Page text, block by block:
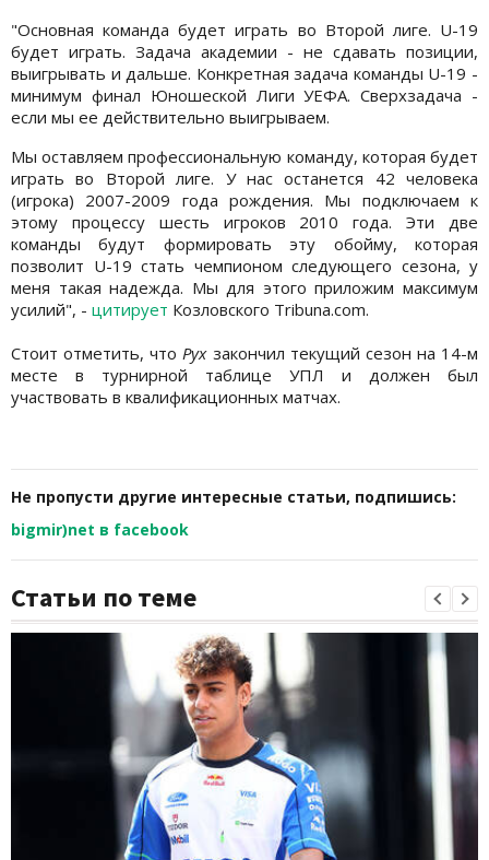
"Основная команда будет играть во Второй лиге. U-19
будет играть. Задача академии - не сдавать позиции,
выигрывать и дальше. Конкретная задача команды U-19 -
минимум финал Юношеской Лиги УЕФА. Сверхзадача -
если мы ее действительно выигрываем.
Мы оставляем профессиональную команду, которая будет
играть во Второй лиге. У нас останется 42 человека
(игрока) 2007-2009 года рождения. Мы подключаем к
этому процессу шесть игроков 2010 года. Эти две
команды будут формировать эту обойму, которая
позволит U-19 стать чемпионом следующего сезона, у
меня такая надежда. Мы для этого приложим максимум
усилий", - цитирует Козловского Tribuna.com.
Стоит отметить, что Рух закончил текущий сезон на 14-м
месте в турнирной таблице УПЛ и должен был
участвовать в квалификационных матчах.
Не пропусти другие интересные статьи, подпишись:
bigmir)net в facebook
Статьи по теме